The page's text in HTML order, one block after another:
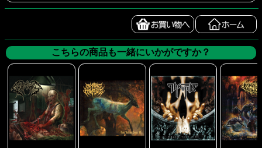
こちらの商品も一緒にいかがですか？